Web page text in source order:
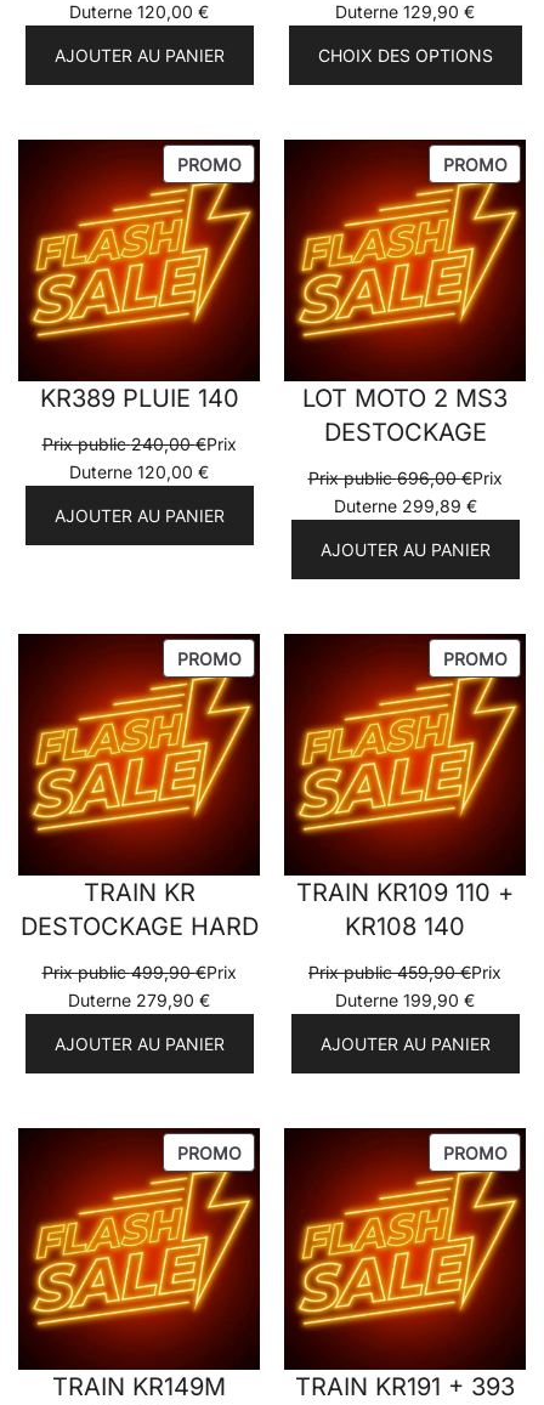
Duterne 120,00 €
AJOUTER AU PANIER
Duterne 129,90 €
CHOIX DES OPTIONS
PROMOPRODUIT
PROMOTION
KR389 PLUIE 140
Prix public240,00€Prix
Duterne 120,00 €
AJOUTER AU PANIER
PROMO
LOT MOTO 2 MS3
DESTOCKAGE
Prix public696,00€Prix
Duterne 299,89 €
AJOUTER AU PANIER
PROMOPRODUIT
PROMOTION
TRAIN KR
DESTOCKAGE HARD
Prix public499,90€Prix
Duterne 279,90 €
AJOUTER AU PANIER
PROMO
TRAIN KR109 110 +
KR108 140
Prix public459,90€Prix
Duterne 199,90 €
AJOUTER AU PANIER
PROMOPRODUIT
PROMOTION
TRAIN KR149M
PROMO
TRAIN KR191 + 393